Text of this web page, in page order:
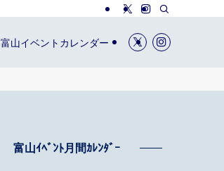
富山イベントカレンダー
富山ｲﾍﾞﾝﾄ月間ｶﾚﾝﾀﾞｰ